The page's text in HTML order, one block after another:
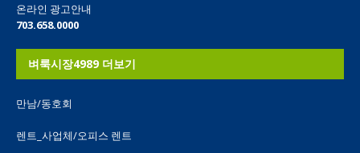
온라인 광고안내
703.658.0000
벼룩시장4989 더보기
만남/동호회
렌트_사업체/오피스 렌트